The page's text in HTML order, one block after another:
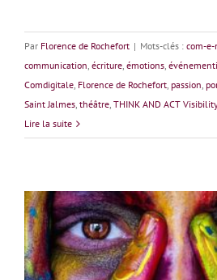
Par Florence de Rochefort | Mots-clés : com-e-
communication, écriture, émotions,
Comdigitale, Florence de Rochefort, passion,
Saint Jalmes, théâtre, THINK AND ACT
Lire la suite